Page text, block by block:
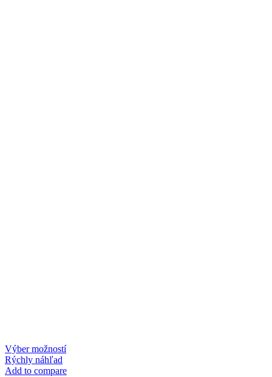
Výber možnostíThis
has
Rýchly náhľad
Add to compare